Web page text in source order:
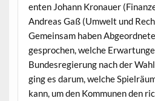
enten Johann Kro­nauer
Andreas Gaß (Umwelt und
Gemein­sam haben
gesprochen, welche
Bun­desregierung nach der
ging es darum, welche
kann, um den Kom­munen den